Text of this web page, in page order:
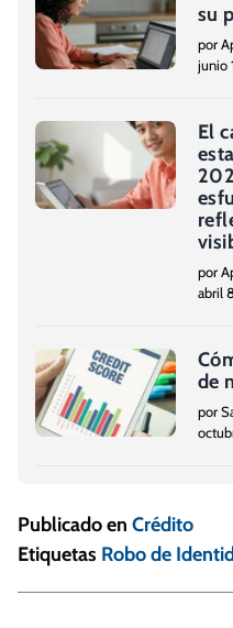
su
por
junio
El
por
abril
de
por
Publicado en Crédito
Etiquetas Robo de